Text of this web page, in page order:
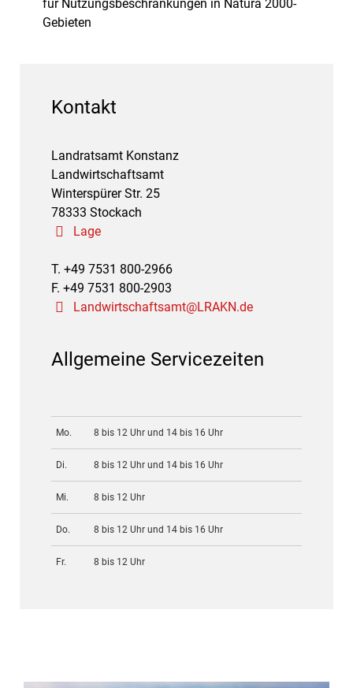
für Nutzungsbeschränkungen in Natura 2000-
Gebieten
Kontakt
Landratsamt Konstanz
Landwirtschaftsamt
Winterspürer Str. 25
78333 Stockach
Lage
T. +49 7531 800-2966
F. +49 7531 800-2903
Landwirtschaftsamt@LRAKN.de
Allgemeine Servicezeiten
Mo. 8 bis 12 Uhr und 14 bis 16 Uhr
Di. 8 bis 12 Uhr und 14 bis 16 Uhr
Mi. 8 bis 12 Uhr
Do. 8 bis 12 Uhr und 14 bis 16 Uhr
Fr. 8 bis 12 Uhr